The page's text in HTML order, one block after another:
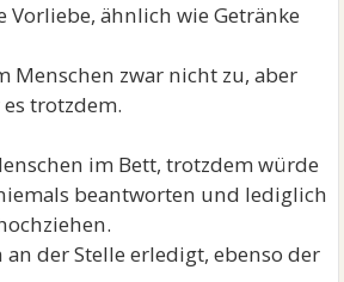
Vorliebe, ähnlich wie Getränke
Menschen zwar nicht zu, aber
trotzdem.
im Bett, trotzdem würde
beantworten und lediglich
an der Stelle erledigt, ebenso der